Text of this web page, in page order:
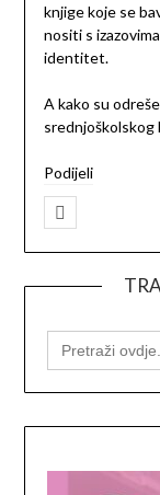
knjige koje se
nositi s
identitet.
A kako su
srednjoškolskog
Podijeli
SEARCH
FOR: